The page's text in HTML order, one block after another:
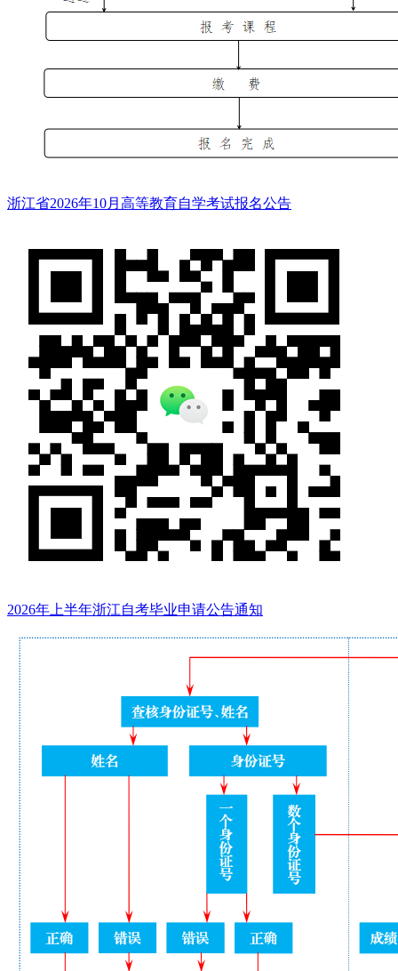
浙江省2026年10月高等教育自学考试报名公告
2026年上半年浙江自考毕业申请公告通知